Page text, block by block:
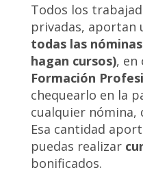
Todos los
privadas, aportan
todas las
hagan cursos), en
Formación
chequearlo en la
cualquier nómina,
Esa cantidad
puedas realizar
bonificados.